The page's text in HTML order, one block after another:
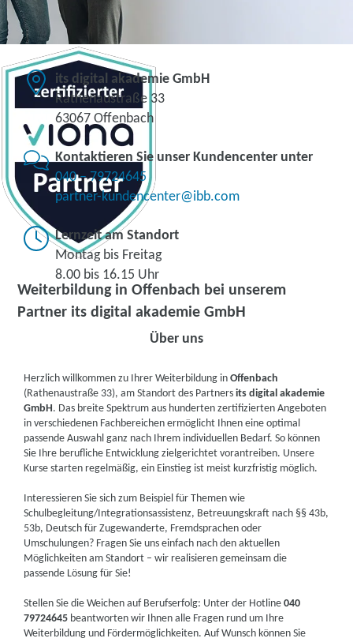
Weiterbildung in Offenbach bei unserem
Partner its digital akademie GmbH
its digital akademie GmbH
Rathenaustraße 33
63067 Offenbach
Kontaktieren Sie unser Kundencenter unter
040 – 79724645
partner-kundencenter@ibb.com
Lernzeit am Standort
Montag bis Freitag
8.00 bis 16.15 Uhr
Über uns
Herzlich willkommen zu Ihrer Weiterbildung inOffenbach
(Rathenaustraße 33), am Standort des Partnersits digital akademie
GmbH. Das breite Spektrum aus hunderten zertifizierten Angeboten
in verschiedenen Fachbereichen ermöglicht Ihnen eine optimal
passende Auswahl ganz nach Ihrem individuellen Bedarf. So können
Sie Ihre berufliche Entwicklung zielgerichtet vorantreiben. Unsere
Kurse starten regelmäßig, ein Einstieg ist meist kurzfristig möglich.
Interessieren Sie sich zum Beispiel für Themen wie
Schulbegleitung/Integrationsassistenz, Betreuungskraft nach §§ 43b,
53b, Deutsch für Zugewanderte, Fremdsprachen oder
Umschulungen? Fragen Sie uns einfach nach den aktuellen
Möglichkeiten am Standort – wir realisieren gemeinsam die
passende Lösung für Sie!
Stellen Sie die Weichen auf Berufserfolg: Unter der Hotline040
79724645 beantworten wir Ihnen alle Fragen rund um Ihre
Weiterbildung und Fördermöglichkeiten. Auf Wunsch können Sie